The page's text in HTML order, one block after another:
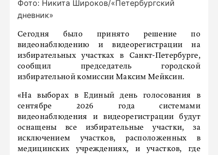
Фото: Никита Широков/«Петербургский
дневник»
Сегодня было принято решение по
видеонаблюдению и видеорегистрации на
избирательных участках в Санкт-Петербурге,
сообщил председатель городской
избирательной комиссии Максим Мейксин.
«На выборах в Единый день голосования в
сентябре 2026 года системами
видеонаблюдения и видеорегистрации будут
оснащены все избирательные участки, за
исключением участков, расположенных в
медицинских учреждениях, и участков, где